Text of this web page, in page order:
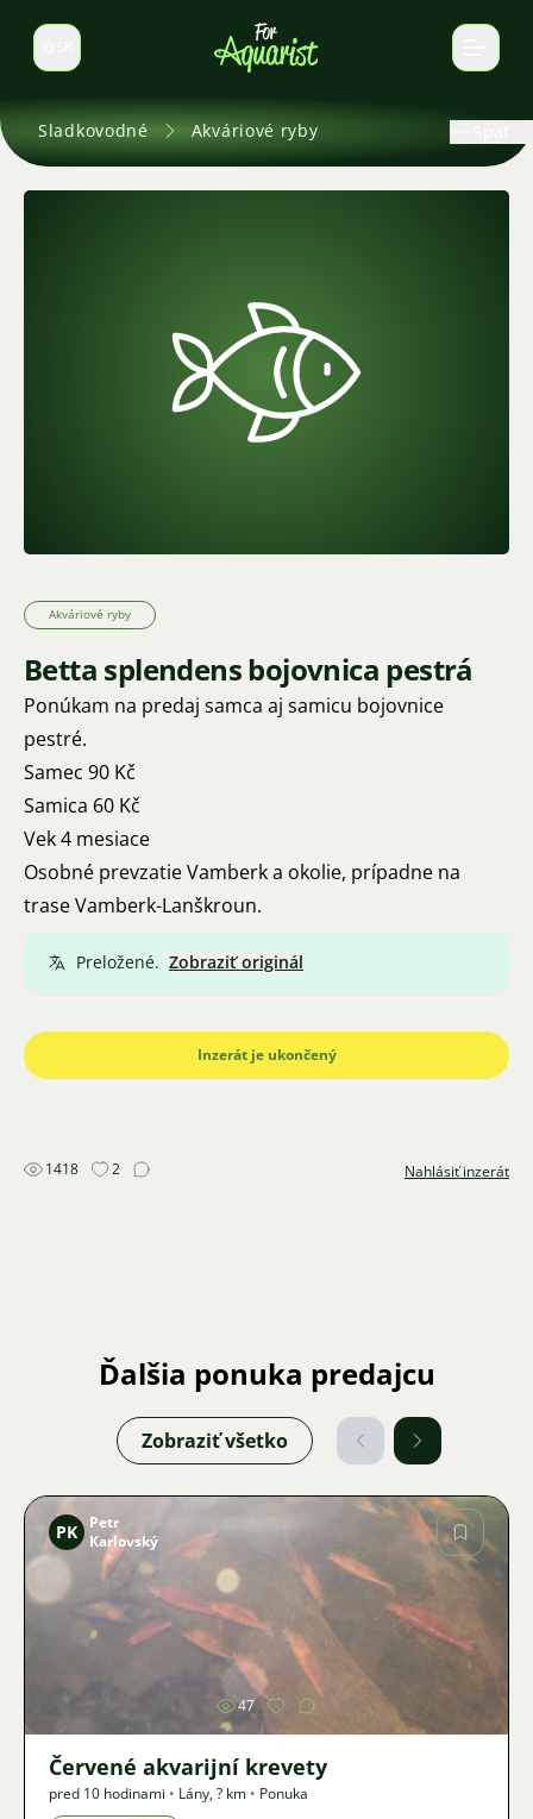
Prepnúť jazyk
Sladkovodné Akváriové ryby
Akváriové ryby
Betta splendens bojovnica pestrá
Ponúkam na predaj samca aj samicu bojovnice
pestré.
Samec 90 Kč
Samica 60 Kč
Vek 4 mesiace
Osobné prevzatie Vamberk a okolie, prípadne na
trase Vamberk-Lanškroun.
Preložené. Zobraziť originál
Inzerát je ukončený
1418 2 Nahlásiť inzerát
Ďalšia ponuka predajcu
Zobraziť všetko
Obrázok
PK
Petr
Karlovský
47
Červené akvarijní krevety
pred 10 hodinami • Lány,? km • Ponuka